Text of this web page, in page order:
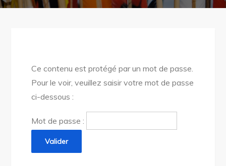
Ce contenu est protégé par un mot de passe.
Pour le voir, veuillez saisir votre mot de passe
ci-dessous :
Mot de passe :